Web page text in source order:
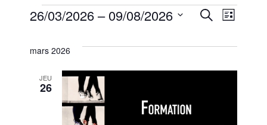
Évènements
et
Recherche
de
Liste
26/03/2026 – 09/08/2026
une
mars 2026
JEU
26